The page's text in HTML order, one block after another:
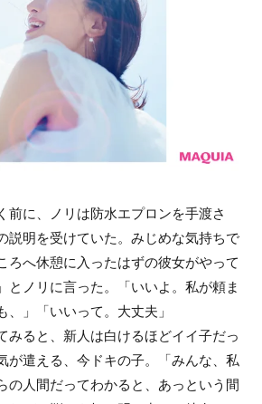
前に、ノリは防水エプロンを手渡さ
説明を受けていた。みじめな気持ちで
ろへ休憩に入ったはずの彼女がやって
とノリに言った。「いいよ。私が頼ま
、」「いいって。大丈夫」
みると、新人は白けるほどイイ子だっ
が遣える、今ドキの子。「みんな、私
の人間だってわかると、あっという間